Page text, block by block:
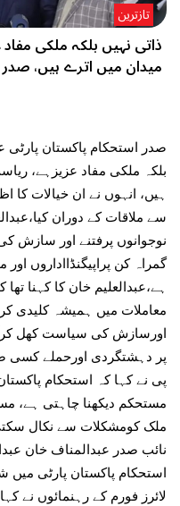
ذاتی نہیں بلکہ ملکی
میدان میں اترے ہیں، صدر
تازترین
صدر استحکام پاکستان پارٹی
بلکہ ملکی مفاد عزیزہے،
ہیں، انہوں نے ان خیالات کا
سے ملاقات کے دوران
نوجوانوں پرفتنے اور
گمراہ کن پراپیگنڈااداروں
ہے،عبدالعلیم خان کا کہنا
معاملات میں ہمیشہ کلیدی
اورسازش کی سیاست کھل
پر دہشتگردی اورحملے کسی
پی نے کہا کہ استحکام
مستحکم دیکھنا چاہتی ہے،
ملک کومشکلات سے نکال
نائب صدر عبدالمناف خان
استحکام پاکستان پارٹی میں
لائرز فورم کے رہنمائوں نے